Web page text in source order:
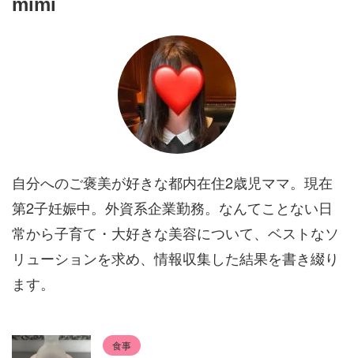
ズに移
二つを駆使して初期はほ ...
自分へのご褒美が好きな都内在住2歳児ママ。現在
第2子妊娠中。外資系企業勤務。なんてことない日
常から子育て・大好きな美容について、ベストなソ
リューションを求め、情報収集した結果を書き綴り
ます。
食事